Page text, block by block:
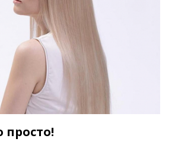
просто!